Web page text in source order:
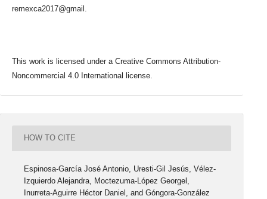
remexca2017@gmail.
This work is licensed under a Creative Commons Attribution-
Noncommercial 4.0 International license.
HOW TO CITE
Espinosa-García José Antonio, Uresti-Gil Jesús, Vélez-
Izquierdo Alejandra, Moctezuma-López Georgel,
Inurreta-Aguirre Héctor Daniel, and Góngora-González